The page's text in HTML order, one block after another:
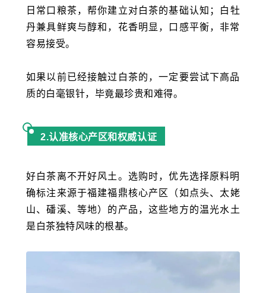
日常口粮茶，帮你建立对白茶的基础认知；
白牡
丹兼具鲜爽与醇和，花香明显，口感平衡，非常
容易接受。
如果以前已经接触过白茶的，一定要尝试下高品
质的白毫银针，毕竟最珍贵和难得。
2.认准核心产区和权威认证
好白茶离不开好风土。选购时，优先选择原料明
确标注来源于福建福鼎核心产区（如点头、 太姥
山、磻溪、等地）的产品，这些地方的温光水土
是白茶独特风味的根基。